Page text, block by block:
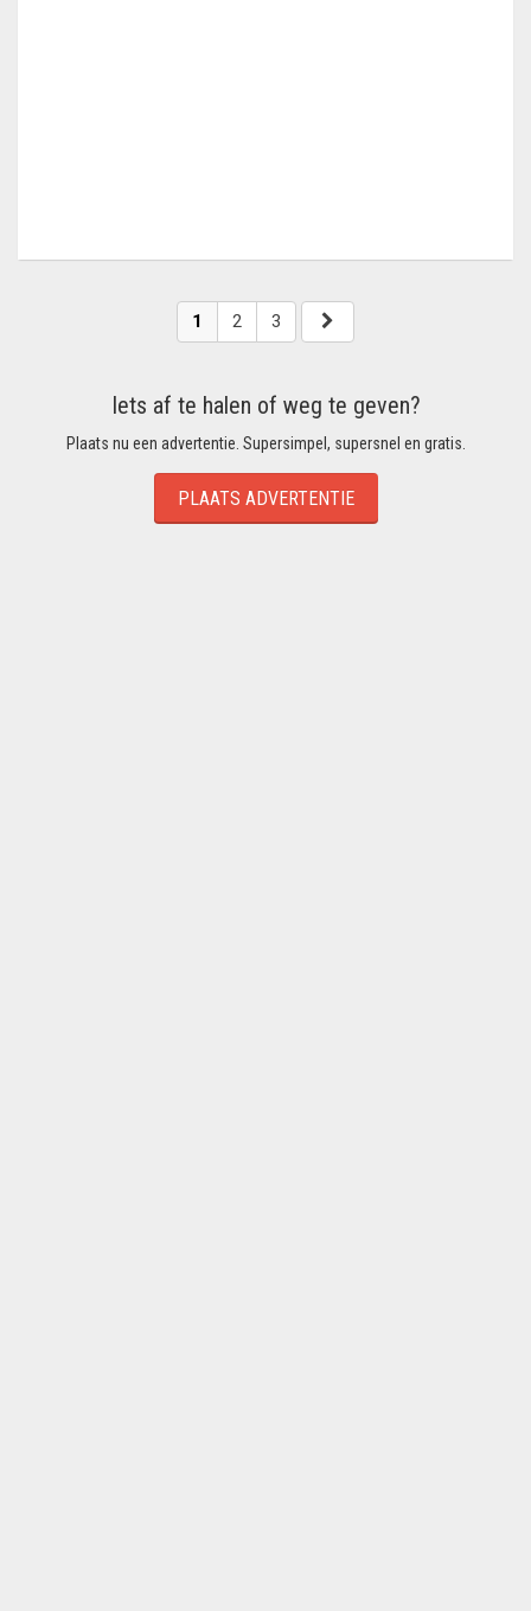
1 2 3
Iets af te halen of weg te geven?
Plaats nu een advertentie. Supersimpel, supersnel en gratis.
PLAATS ADVERTENTIE